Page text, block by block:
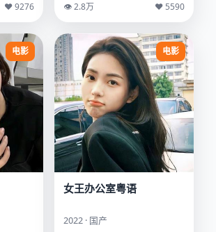
♥ 9276 👁 2.8万 ♥ 5590
电影 电影
女王办公室粤语
2022 · 国产